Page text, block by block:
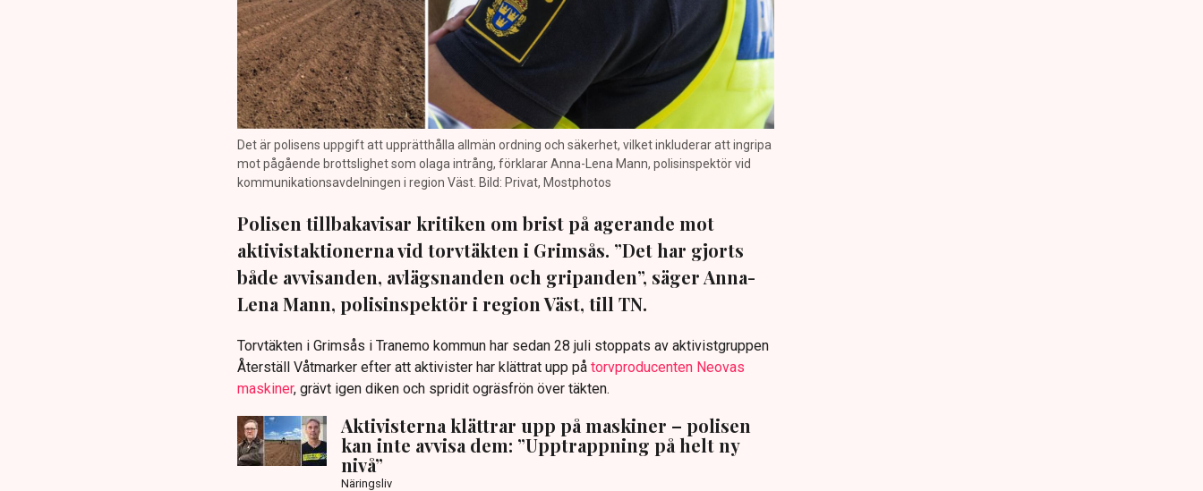
Det är polisens uppgift att upprätthålla allmän ordning och säkerhet, vilket inkluderar att ingripa
mot pågående brottslighet som olaga intrång, förklarar Anna-Lena Mann, polisinspektör vid
kommunikationsavdelningen i region Väst. Bild: Privat, Mostphotos
Polisen tillbakavisar kritiken om brist på agerande mot
aktivistaktionerna vid torvtäkten i Grimsås. ”Det har gjorts
både avvisanden, avlägsnanden och gripanden”, säger Anna-
Lena Mann, polisinspektör i region Väst, till TN.
Torvtäkten i Grimsås i Tranemo kommun har sedan 28 juli stoppats av aktivistgruppen
Återställ Våtmarker efter att aktivister har klättrat upp påtorvproducenten Neovas
maskiner, grävt igen diken och spridit ogräsfrön över täkten.
Aktivisterna klättrar upp på maskiner – polisen
kan inte avvisa dem: ”Upptrappning på helt ny
nivå”
Näringsliv